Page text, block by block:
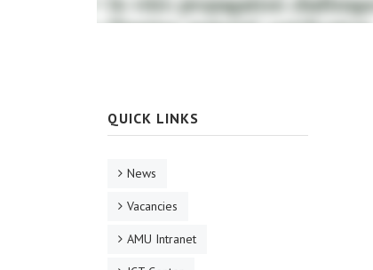
QUICK LINKS
News
Vacancies
AMU Intranet